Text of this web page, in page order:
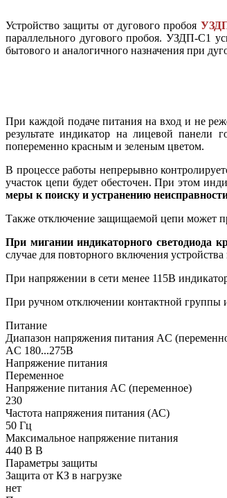
Устройство защиты от дугового пробоя
параллельного дугового пробоя. УЗДП-С1
бытового и аналогичного назначения при
При каждой подаче питания на вход и не
результате индикатор на лицевой панели
попеременно красным и зеленым цветом.
В процессе работы непрерывно
участок цепи будет обесточен. При этом
меры к поиску и устранению
Также отключение защищаемой цепи может
При мигании индикаторного светодиода
случае для повторного включения
При напряжении в сети менее 115В
При ручном отключении контактной группы
Питание
Диапазон напряжения питания AC
AC 180...275В
Напряжение питания
Переменное
Напряжение питания AC (переменное)
230
Частота напряжения питания (АС)
50 Гц
Максимальное напряжение питания
440 В В
Параметры защиты
Защита от КЗ в нагрузке
нет